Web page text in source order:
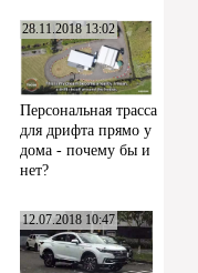
28.11.2018 13:02
Персональная трасса
для дрифта прямо у
дома - почему бы и
нет?
12.07.2018 10:47